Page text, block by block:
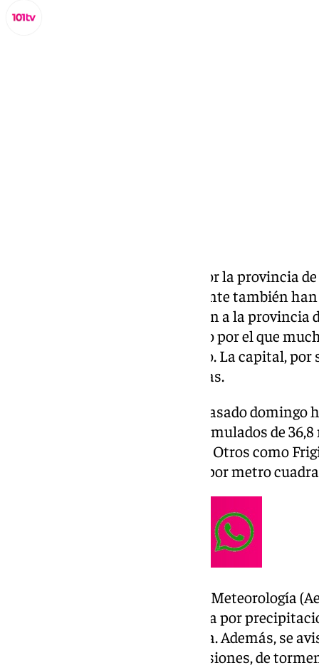
Los Reyes Magos han pasado por la provincia
regalos. Sus Majestades de Oriente también
arcoíris. Las lluvias amenazaban a la provincia
, motivo por el que
adelantarla al sábado 4 de enero. La capital,
18.00 horas hasta las 12.30 horas.
Desde las 20.00 horas de este pasado
de Reyes, ha llegado a haber acumulados de
en municipios como Estepona. Otros como
superado también los 30 litros por metro
De hecho, la Agencia Estatal de Meteorología
Reyes el aviso amarillo en Ronda por
por metro cuadrado en una hora. Además, se
podían ir acompañadas, en ocasiones, de